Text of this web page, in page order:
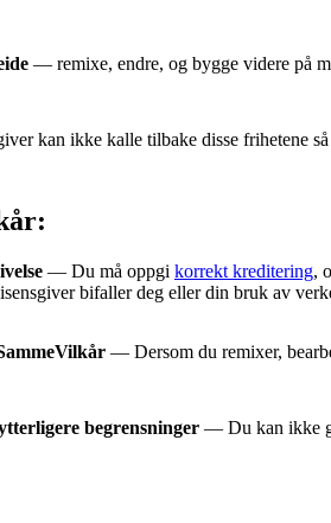
— remixe, endre, og bygge videre på
kan ikke kalle tilbake disse frihetene
— Du må oppgi korrekt kreditering,
bifaller deg eller din bruk av
— Dersom du remixer,
begrensninger — Du kan ikke